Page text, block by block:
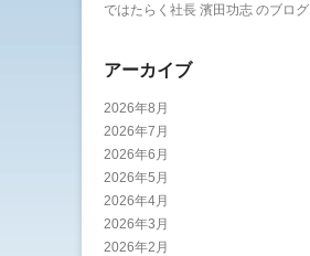
ではたらく社長 濱田功志 のブログ
アーカイブ
2026年8月
2026年7月
2026年6月
2026年5月
2026年4月
2026年3月
2026年2月